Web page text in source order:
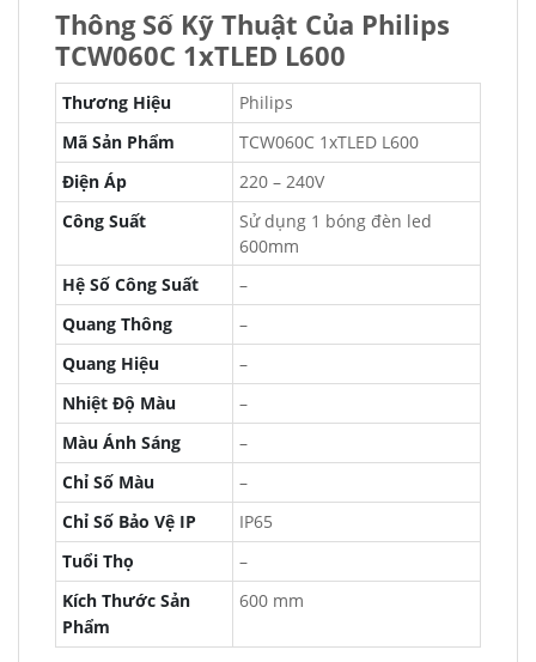
Thông Số Kỹ Thuật Của Philips
TCW060C 1xTLED L600
Thương Hiệu
Philips
Mã Sản Phẩm
TCW060C 1xTLED L600
Điện Áp
220 – 240V
Công Suất
Sử dụng 1 bóng đèn led
600mm
Hệ Số Công Suất
–
Quang Thông
–
Quang Hiệu
–
Nhiệt Độ Màu
–
Màu Ánh Sáng
–
Chỉ Số Màu
–
Chỉ Số Bảo Vệ IP
IP65
Tuổi Thọ
–
Kích Thước Sản
Phẩm
600 mm